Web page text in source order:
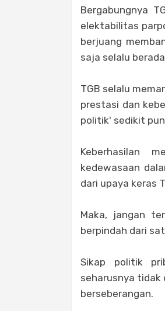
Bergabungnya
elektabilitas
berjuang
saja selalu
TGB selalu
prestasi dan
politik' sedikit
Keberhasilan
kedewasaan
dari upaya keras
Maka, jangan
berpindah dari
Sikap politik
seharusnya tidak
berseberangan.